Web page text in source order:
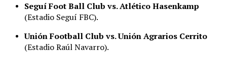
Seguí Foot Ball Club vs. Atlético Hasenkamp
(Estadio Seguí FBC).
Unión Football Club vs. Unión Agrarios Cerrito
(Estadio Raúl Navarro).